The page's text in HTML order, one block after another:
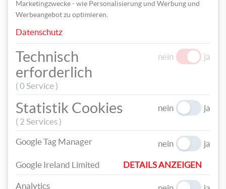
Schritt 1: Füllen Sie Mehl, Lebkuchengewürz, Kakao
und Rohrzucker in mehreren Schichten in die Flasche
Marketingzwecke - wie Personalisierung und Werbung und
Werbeangebot zu optimieren.
Datenschutz
Technisch
erforderlich
( 0 Service )
nein ja
Statistik Cookies
( 2 Services )
nein ja
Google Tag Manager nein ja
Google Ireland Limited DETAILS ANZEIGEN
Analytics